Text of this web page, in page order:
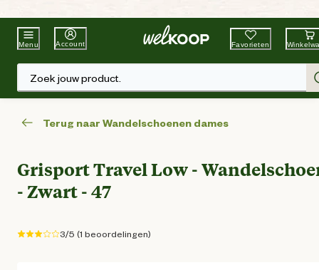
Beste WinkelketenTuin & Dier
Menu Account Favorieten
Zoek jouw product.
Terug naar Wandelschoenen dames
Grisport Travel Low -
- Zwart - 47
3/5 (1 beoordelingen)